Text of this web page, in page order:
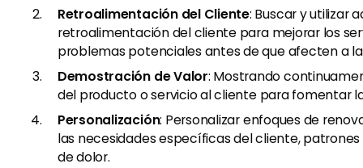
Retroalimentación del Cliente: Buscar y utilizar
retroalimentación del cliente para mejorar los
problemas potenciales antes de que afecten a
Demostración de Valor: Mostrando
del producto o servicio al cliente para fomentar
Personalización: Personalizar enfoques de
las necesidades específicas del cliente,
de dolor.